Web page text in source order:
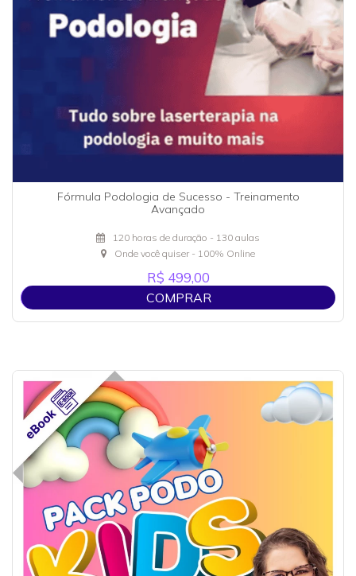
Fórmula Podologia de Sucesso - Treinamento
Avançado
120 horas de duração - 130 aulas
Onde você quiser - 100% Online
R$ 499,00
COMPRAR